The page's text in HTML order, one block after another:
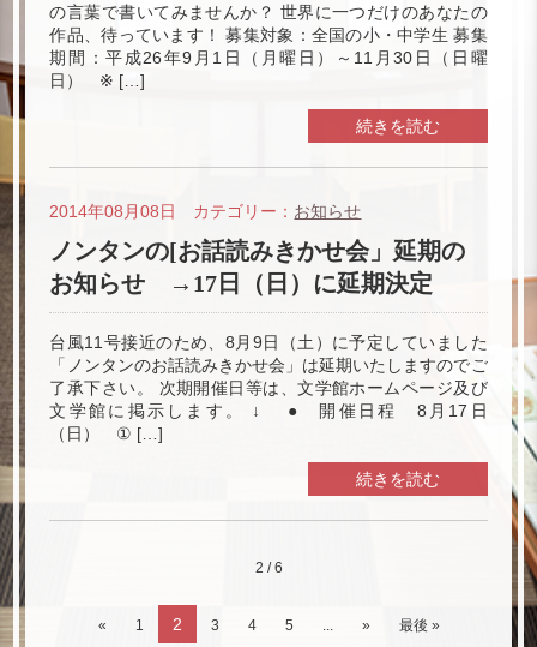
の言葉で書いてみませんか？ 世界に一つだけのあなたの
作品、待っています！ 募集対象：全国の小・中学生 募集
期間：平成26年9月1日（月曜日）～11月30日（日曜
日） ※ […]
続きを読む
2014年08月08日 カテゴリー： お知らせ
ノンタンの[お話読みきかせ会」延期の
お知らせ →17日（日）に延期決定
台風11号接近のため、8月9日（土）に予定していました
「ノンタンのお話読みきかせ会」は延期いたしますのでご
了承下さい。 次期開催日等は、文学館ホームページ及び
文学館に掲示します。 ↓ ● 開催日程 8月17日
（日） ① […]
続きを読む
2 / 6
« 1 2 3 4 5 ... » 最後 »